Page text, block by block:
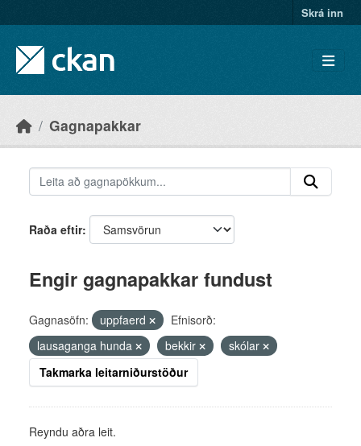
Skrá inn
Gagnapakkar
Raða eftir
Engir gagnapakkar fundust
Gagnasöfn: uppfaerd
Efnisorð:
lausaganga hunda
bekkir
skólar
Takmarka leitarniðurstöður
Reyndu aðra leit.